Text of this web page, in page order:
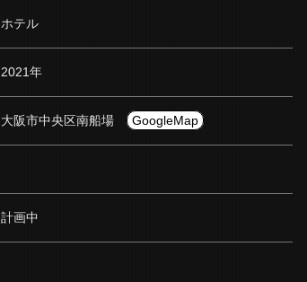
ホテル
2021年
大阪市中央区南船場 GoogleMap
計画中